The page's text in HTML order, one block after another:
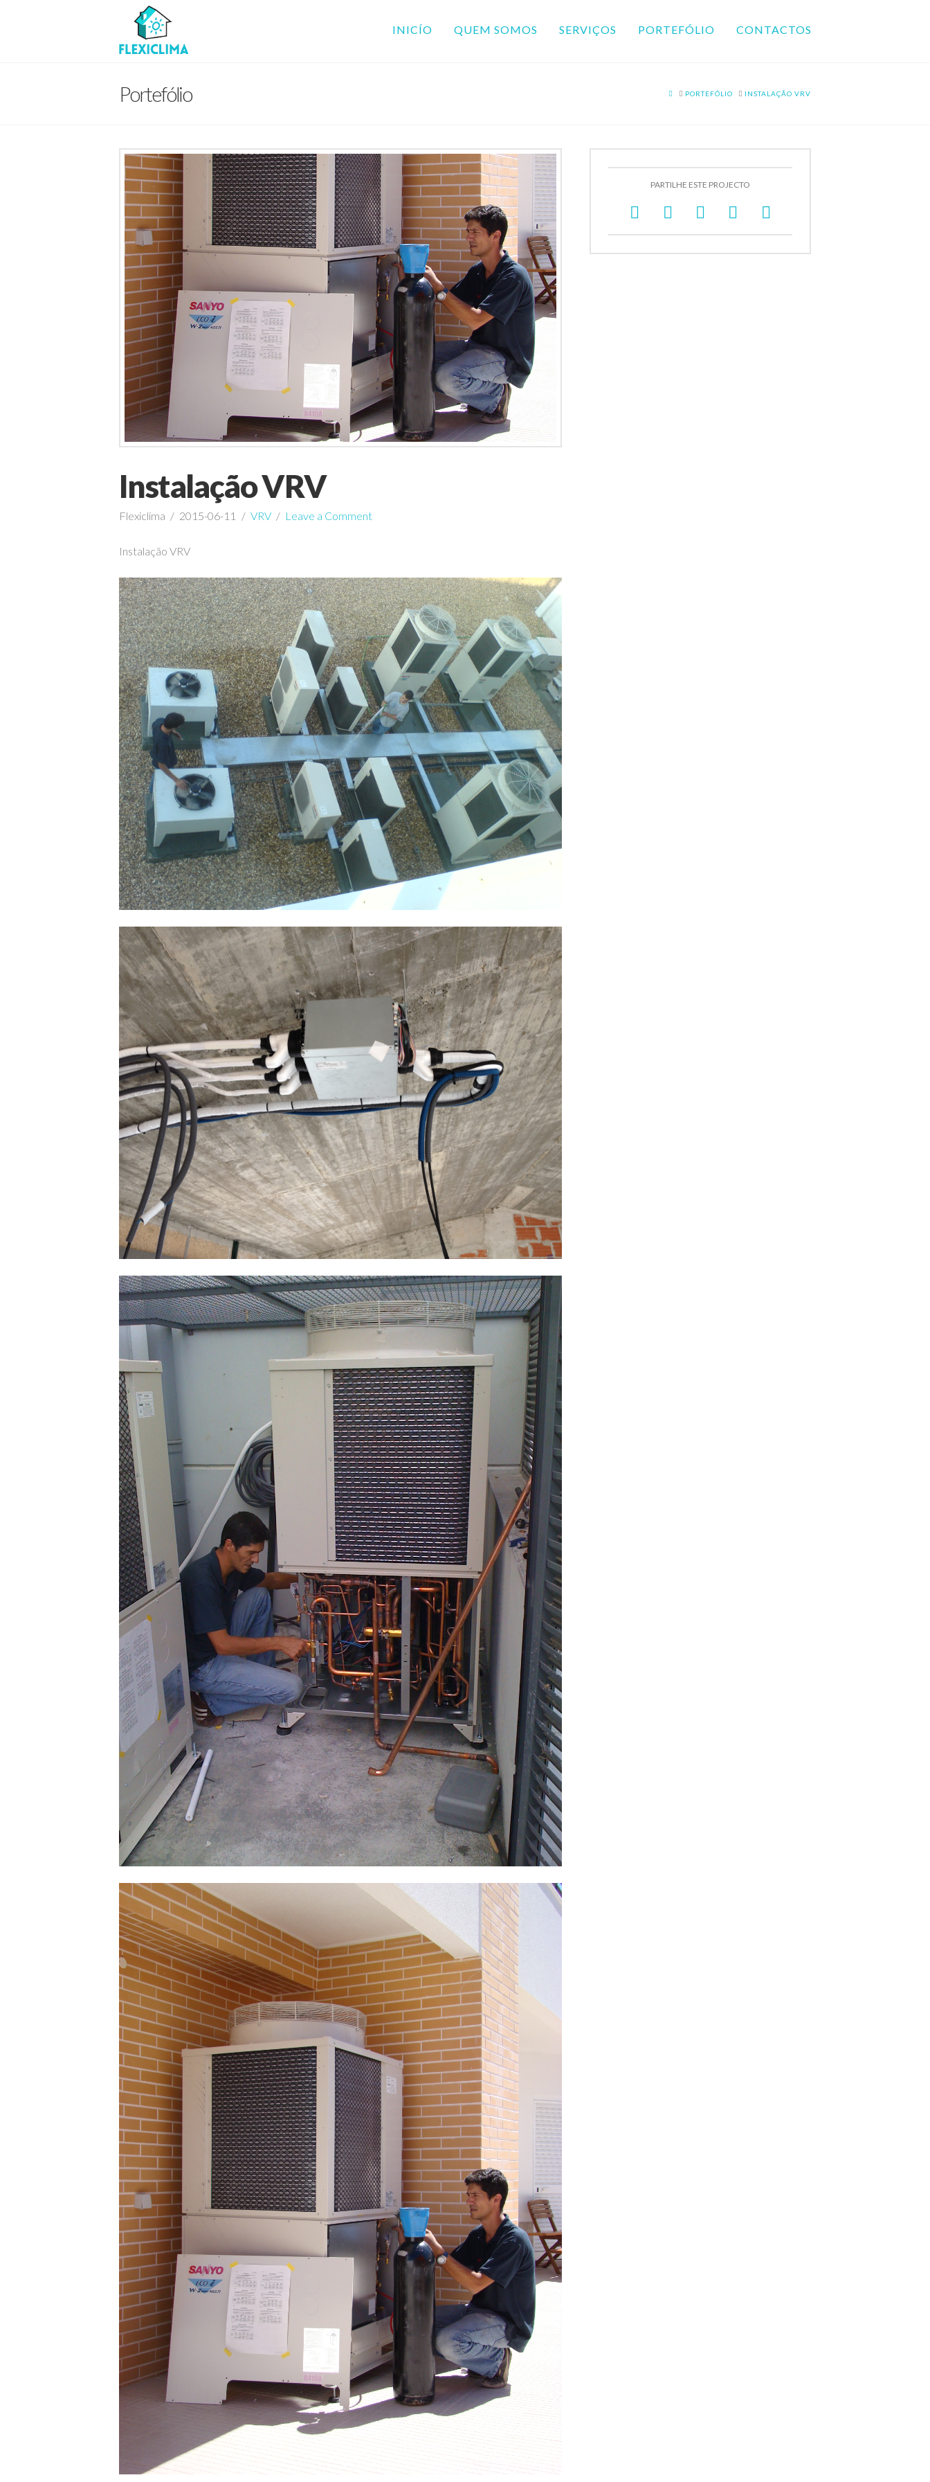
INICÍO QUEM SOMOS SERVIÇOS PORTEFÓLIO CONTACTOS
Portefólio HOMEPORTEFÓLIO INSTALAÇÃO VRV
Instalação VRV
Flexiclima 2015-06-11 VRV Leave a Comment
Instalação VRV
PARTILHE ESTE PROJECTO